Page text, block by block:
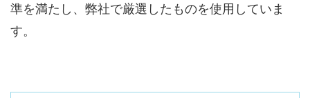
準を満たし、弊社で厳選したものを使用していま
す。